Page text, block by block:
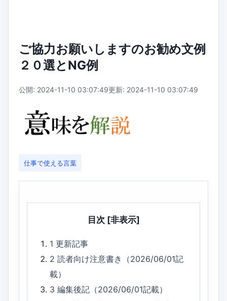
ご協力お願いしますのお勧め文例
２０選とNG例
公開: 2024-11-10 03:07:49更新: 2024-11-10 03:07:49
仕事で使える言葉
目次 [非表示]
1更新記事
2読者向け注意書き（2026/06/01記
載）
3編集後記（2026/06/01記載）